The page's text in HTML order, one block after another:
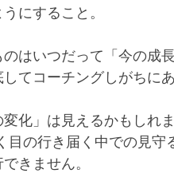
にすること。
はいつだって「今の成
てコーチングしがちにあ
化」は見えるかもしれ
目の行き届く中での見
きません。